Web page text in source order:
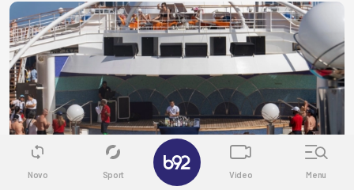
Novo Sport Video Menu
✕